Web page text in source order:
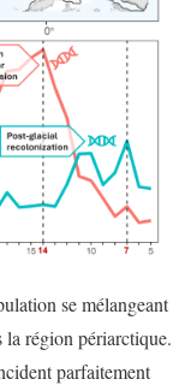
se mélangeant
la région périarctique.
parfaitement